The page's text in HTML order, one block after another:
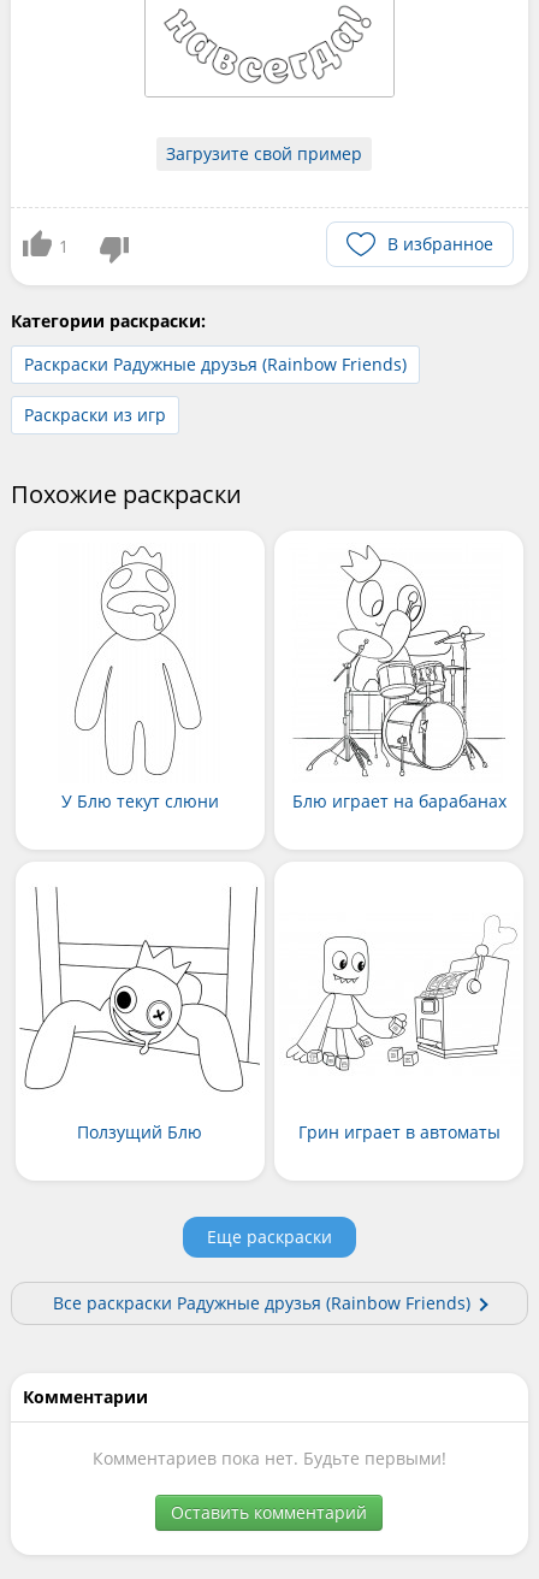
Загрузите свой пример
1 В избранное
Категории раскраски:
Раскраски Радужные друзья (Rainbow Friends)
Раскраски из игр
Похожие раскраски
У Блю текут слюни Блю играет на барабанах
Ползущий Блю Грин играет в автоматы
Еще раскраски
Все раскраски Радужные друзья (Rainbow Friends)
Комментарии
Комментариев пока нет. Будьте первыми!
Оставить комментарий